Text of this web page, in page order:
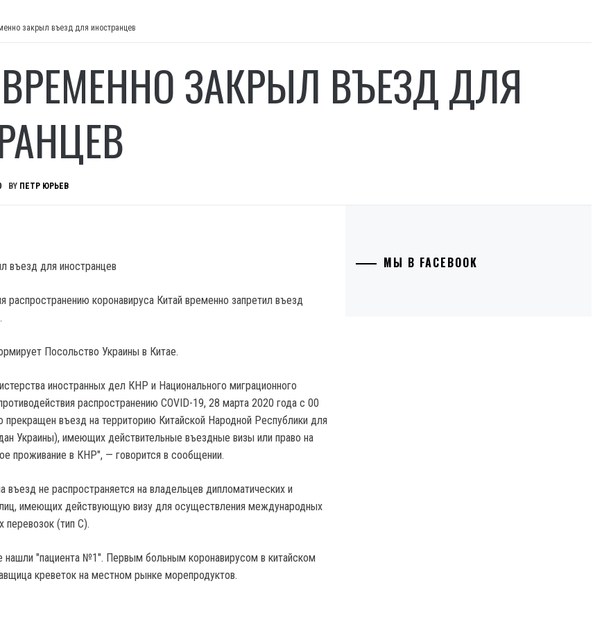
закрыл въезд для иностранцев
ЗАКРЫЛ ВЪЕЗД ДЛЯ
BY ПЕТР ЮРЬЕВ
распространению коронавируса Китай временно запретил въезд
Посольство Украины в Китае.
иностранных дел КНР и Национального миграционного
распространению COVID-19, 28 марта 2020 года с 00
прекращен въезд на территорию Китайской Народной Республики для
Украины), имеющих действительные въездные визы или право на
проживание в КНР", — говорится в сообщении.
въезд не распространяется на владельцев дипломатических и
имеющих действующую визу для осуществления международных
перевозок (тип С).
нашли "пациента №1". Первым больным коронавирусом в китайском
креветок на местном рынке морепродуктов.
МЫ В FACEBOOK